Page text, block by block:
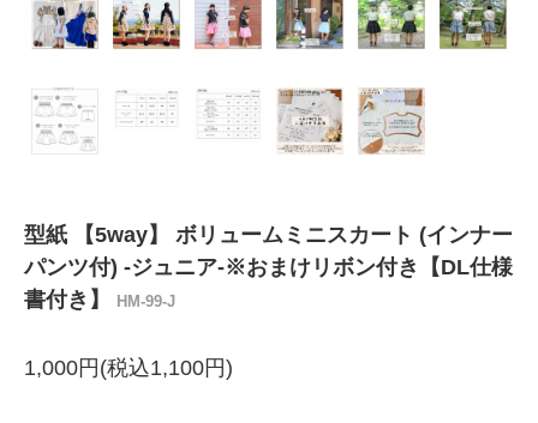
型紙 【5way】 ボリュームミニスカート (インナー
パンツ付) -ジュニア-※おまけリボン付き【DL仕様
書付き】
HM-99-J
1,000円(税込1,100円)